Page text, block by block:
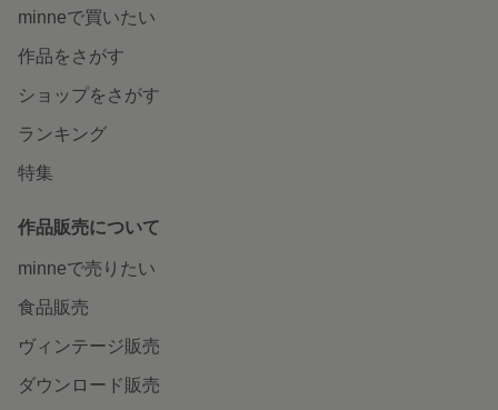
minneで買いたい
作品をさがす
ショップをさがす
ランキング
特集
作品販売について
minneで売りたい
食品販売
ヴィンテージ販売
ダウンロード販売